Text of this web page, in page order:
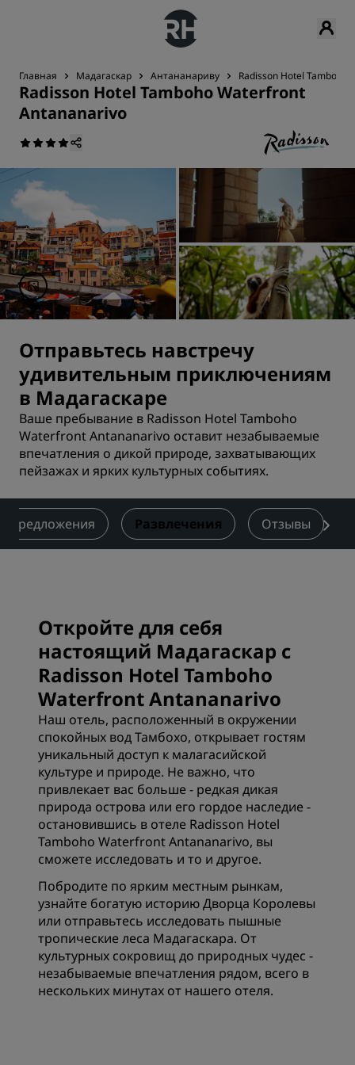
Главная Мадагаскар Антананариву Radisson Hotel
Radisson Hotel Tamboho Waterfront
Antananarivo
Отправьтесь навстречу
удивительным приключениям
в Мадагаскаре
Ваше пребывание в Radisson Hotel Tamboho
Waterfront Antananarivo оставит незабываемые
впечатления о дикой природе, захватывающих
пейзажах и ярких культурных событиях.
Предложения Развлечения Отзывы
Откройте для себя
настоящий Мадагаскар с
Radisson Hotel Tamboho
Waterfront Antananarivo
Наш отель, расположенный в окружении
спокойных вод Тамбохо, открывает гостям
уникальный доступ к малагасийской
культуре и природе. Не важно, что
привлекает вас больше - редкая дикая
природа острова или его гордое наследие -
остановившись в отеле Radisson Hotel
Tamboho Waterfront Antananarivo, вы
сможете исследовать и то и другое.
Побродите по ярким местным рынкам,
узнайте богатую историю Дворца Королевы
или отправьтесь исследовать пышные
тропические леса Мадагаскара. От
культурных сокровищ до природных чудес -
незабываемые впечатления рядом, всего в
нескольких минутах от нашего отеля.